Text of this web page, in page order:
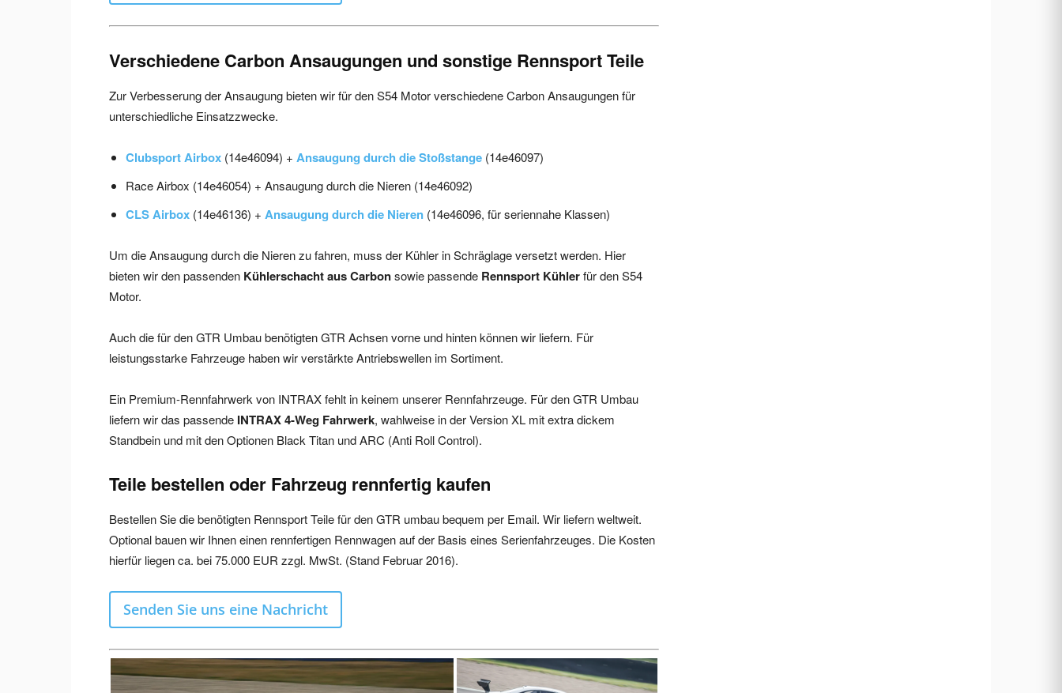
Verschiedene Carbon Ansaugungen und sonstige Rennsport Teile
Zur Verbesserung der Ansaugung bieten wir für den S54 Motor verschiedene Carbon Ansaugungen für
unterschiedliche Einsatzzwecke.
Clubsport Airbox (14e46094) + Ansaugung durch die Stoßstange (14e46097)
Race Airbox (14e46054) + Ansaugung durch die Nieren (14e46092)
CLS Airbox (14e46136) + Ansaugung durch die Nieren (14e46096, für seriennahe Klassen)
Um die Ansaugung durch die Nieren zu fahren, muss der Kühler in Schräglage versetzt werden. Hier
bieten wir den passenden Kühlerschacht aus Carbonsowie passende Rennsport Kühlerfür den S54
Motor.
Auch die für den GTR Umbau benötigten GTR Achsen vorne und hinten können wir liefern. Für
leistungsstarke Fahrzeuge haben wir verstärkte Antriebswellen im Sortiment.
Ein Premium-Rennfahrwerk von INTRAX fehlt in keinem unserer Rennfahrzeuge. Für den GTR Umbau
liefern wir das passende INTRAX 4-Weg Fahrwerk, wahlweise in der Version XL mit extra dickem
Standbein und mit den Optionen Black Titan und ARC (Anti Roll Control).
Teile bestellen oder Fahrzeug rennfertig kaufen
Bestellen Sie die benötigten Rennsport Teile für den GTR umbau bequem per Email. Wir liefern weltweit.
Optional bauen wir Ihnen einen rennfertigen Rennwagen auf der Basis eines Serienfahrzeuges. Die Kosten
hierfür liegen ca. bei 75.000 EUR zzgl. MwSt. (Stand Februar 2016).
Senden Sie uns eine Nachricht